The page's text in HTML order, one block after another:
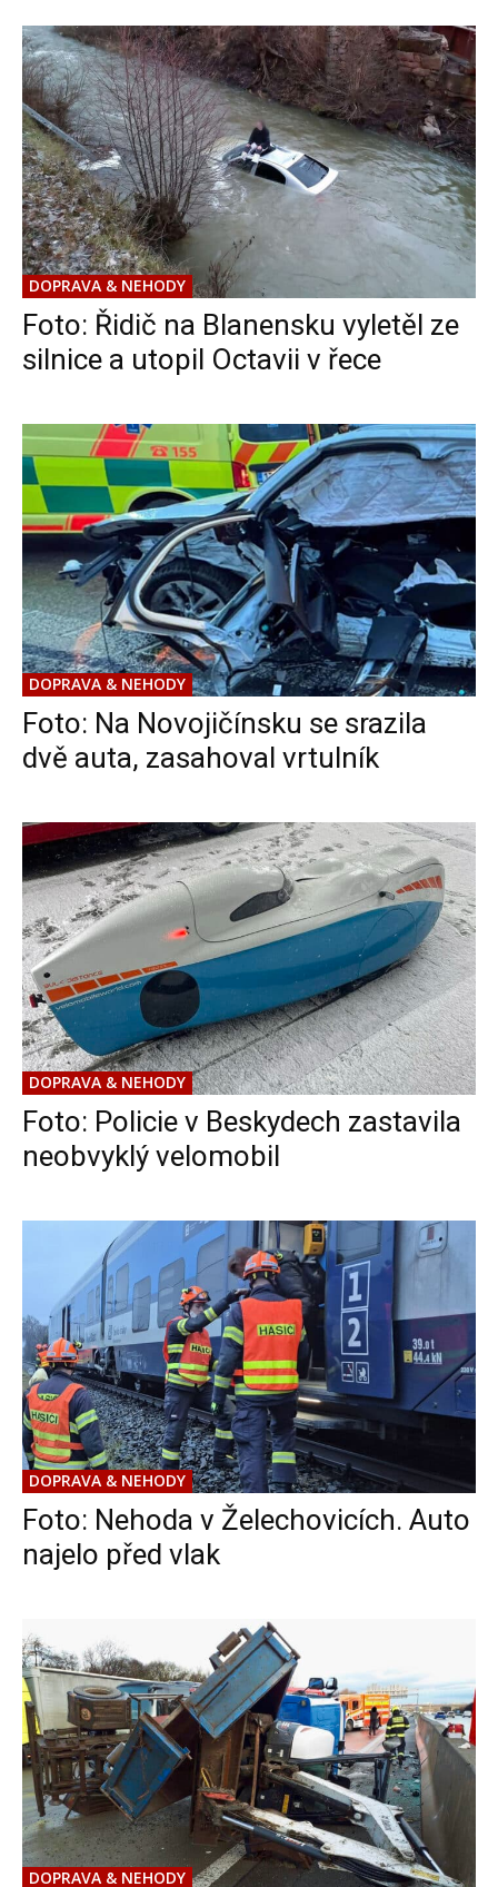
DOPRAVA & NEHODY
Foto: Řidič na Blanensku vyletěl ze
silnice a utopil Octavii v řece
DOPRAVA & NEHODY
Foto: Na Novojičínsku se srazila
dvě auta, zasahoval vrtulník
DOPRAVA & NEHODY
Foto: Policie v Beskydech zastavila
neobvyklý velomobil
DOPRAVA & NEHODY
Foto: Nehoda v Želechovicích. Auto
najelo před vlak
DOPRAVA & NEHODY